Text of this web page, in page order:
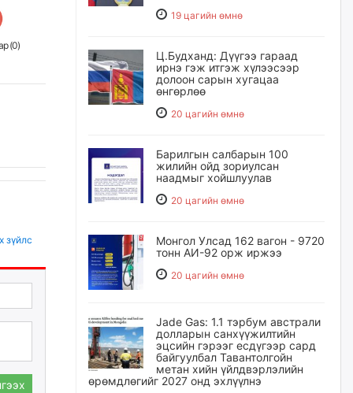
(0)
зүйлс
19 цагийн өмнө
Ц.Будханд: Дүүгээ гараад
ирнэ гэж итгэж хүлээсээр
долоон сарын хугацаа
өнгөрлөө
20 цагийн өмнө
Барилгын салбарын 100
жилийн ойд зориулсан
наадмыг хойшлуулав
20 цагийн өмнө
Монгол Улсад 162 вагон - 9720
тонн АИ-92 орж иржээ
20 цагийн өмнө
Jade Gas: 1.1 тэрбум австрали
долларын санхүүжилтийн
эцсийн гэрээг есдүгээр сард
байгуулбал Тавантолгойн
метан хийн үйлдвэрлэлийн
өрөмдлөгийг 2027 онд эхлүүлнэ